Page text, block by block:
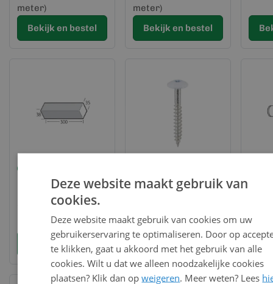
meter)
Bekijk en bestel
meter)
Bekijk en bestel
Buitenhoek 300mm -
Millex Antraciet RAL
Bekijk en bestel
Torx rvs schroef 4.8
x 38 mm 100 st.
44,59
Bekijk en bestel
Deze website maakt gebruik van
cookies.
Deze website maakt gebruik van cookies om uw
gebruikerservaring te optimaliseren. Door op
te klikken, gaat u akkoord met het gebruik van alle
cookies. Wilt u dat we alleen noodzakelijke cookies
plaatsen? Klik dan opweigeren. Meer weten? Lees